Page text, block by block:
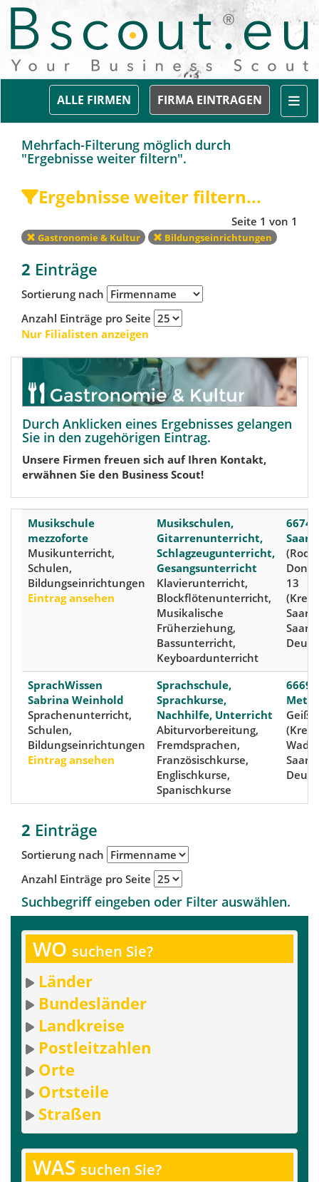
FIRMA EINTRAGEN
ALLE FIRMEN
Mehrfach-Filterung möglich durch
"Ergebnisse weiter filtern".
Ergebnisse weiter filtern...
Seite 1 von 1
Gastronomie & Kultur Bildungseinrichtungen
2 Einträge
Sortierung nach
Anzahl Einträge pro Seite
Nur Filialisten anzeigen
Durch Anklicken eines Ergebnisses gelangen
Sie in den zugehörigen Eintrag.
Unsere Firmen freuen sich auf Ihren Kontakt,
erwähnen Sie den Business Scout!
Musikschule
mezzoforte
Musikunterricht,
Schulen,
Bildungseinrichtungen
Eintrag ansehen
Musikschulen,
Gitarrenunterricht,
Schlagzeugunterricht,
Gesangsunterricht
Klavierunterricht,
Blockflötenunterricht,
Musikalische
Früherziehung,
Bassunterricht,
Keyboardunterricht
66740
13
(Kreis:
SprachWissen
Sabrina Weinhold
Sprachenunterricht,
Schulen,
Bildungseinrichtungen
Eintrag ansehen
Sprachschule,
Sprachkurse,
Nachhilfe, Unterricht
Abiturvorbereitung,
Fremdsprachen,
Französischkurse,
Englischkurse,
Spanischkurse
66693
2 Einträge
Sortierung nach
Anzahl Einträge pro Seite
Suchbegriff eingeben oder Filter auswählen.
WO suchen Sie?
Länder
Bundesländer
Landkreise
Postleitzahlen
Orte
Ortsteile
Straßen
WAS suchen Sie?